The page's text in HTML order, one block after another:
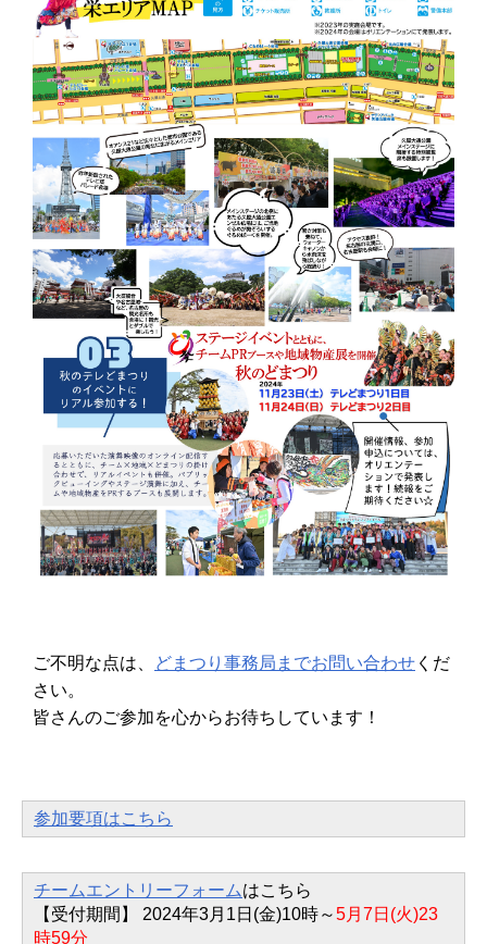
ご不明な点は、 どまつり事務局までお問い合わせ くだ
さい。
皆さんのご参加を心からお待ちしています！
参加要項はこちら
チームエントリーフォームはこちら
【受付期間】 2024年3月1日(金)10時～5月7日(火)23
時59分